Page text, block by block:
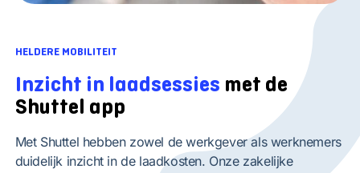
HELDERE MOBILITEIT
Inzicht in laadsessies met de
Shuttel app
Met Shuttel hebben zowel de werkgever als werknemers
duidelijk inzicht in de laadkosten. Onze zakelijke